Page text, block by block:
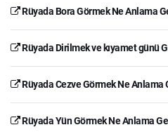
Rüyada Bora Görmek Ne Anlama
Rüyada Dirilmek ve kıyamet günü
Rüyada Cezve Görmek Ne Anlama
Rüyada Yün Görmek Ne Anlama